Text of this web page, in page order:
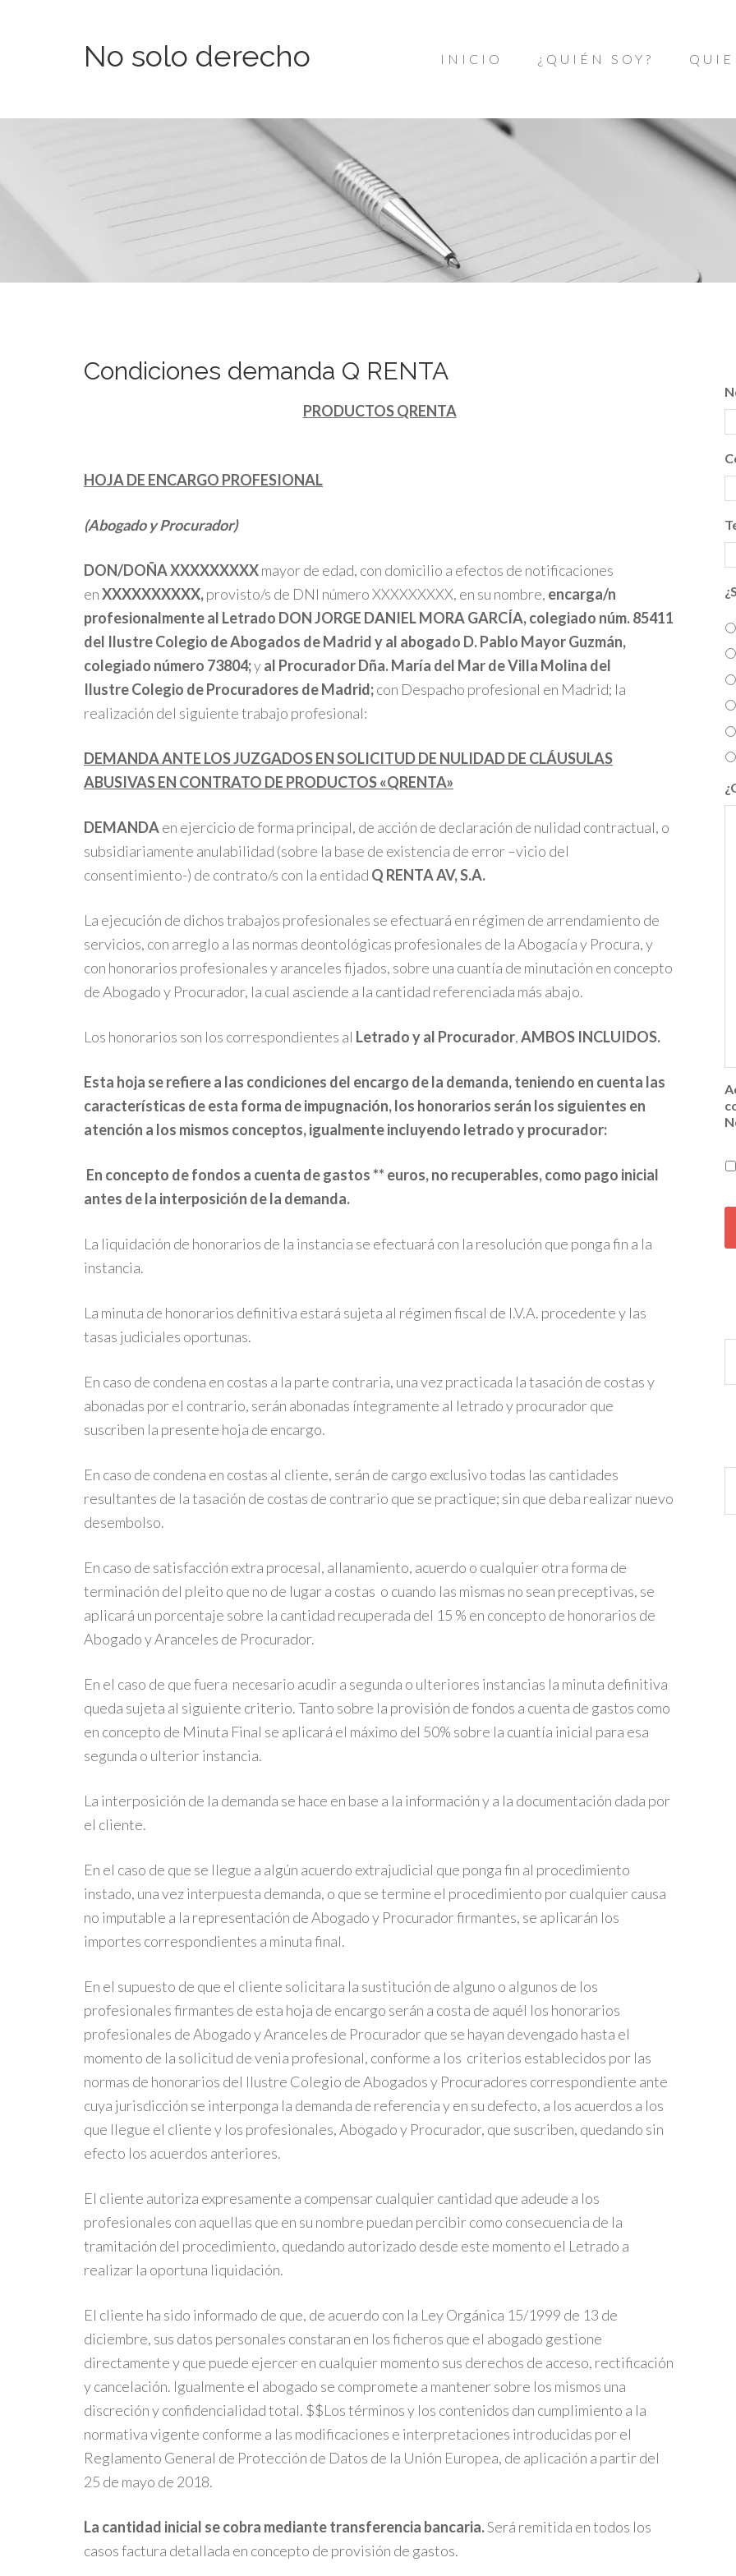
No solo derecho INICIO ¿QUIÉN SOY?
Condiciones demanda Q RENTA
PRODUCTOS QRENTA
HOJA DE ENCARGO PROFESIONAL
(Abogado y Procurador)
DON/DOÑA XXXXXXXXXmayor de edad, con domicilio a efectos de notificaciones
enXXXXXXXXXX,provisto/s de DNI número XXXXXXXXX, en su nombre, encarga/n
profesionalmente al Letrado DON JORGE DANIEL MORA GARCÍA, colegiado núm. 85411
del IlustreColegio de Abogados de Madrid y al abogado D. Pablo Mayor Guzmán,
colegiado número 73804;yal ProcuradorDña. María del Mar de Villa Molina del
Ilustre Colegio de Procuradores de Madrid;con Despacho profesional en Madrid; la
realización del siguiente trabajo profesional:
DEMANDA ANTE LOS JUZGADOS EN SOLICITUD DE NULIDAD DE CLÁUSULAS
ABUSIVAS EN CONTRATO DE PRODUCTOS «QRENTA»
DEMANDAen ejercicio de forma principal, de acción de declaración de nulidad contractual, o
subsidiariamente anulabilidad (sobre la base de existencia de error –vicio del
consentimiento-) de contrato/s con la entidad Q RENTA AV, S.A.
La ejecución de dichos trabajos profesionales se efectuará en régimen de arrendamiento de
servicios, con arreglo a las normas deontológicas profesionales de la Abogacía y Procura, y
con honorarios profesionales y aranceles fijados, sobre una cuantía de minutación en concepto
de Abogado y Procurador, la cual asciende a la cantidad referenciada más abajo.
Los honorarios son los correspondientes al Letrado y al Procurador,AMBOS INCLUIDOS.
Esta hoja se refiere a las condiciones del encargo de la demanda, teniendo en cuenta las
características de esta forma de impugnación, los honorarios serán los siguientes en
atención a los mismos conceptos, igualmente incluyendo letrado y procurador:
En concepto de fondos a cuenta de gastos ** euros, no recuperables, como pago inicial
antes de la interposición de la demanda.
La liquidación de honorarios de la instancia se efectuará con la resolución que ponga fin a la
instancia.
La minuta de honorarios definitiva estará sujeta al régimen fiscal de I.V.A. procedente y las
tasas judiciales oportunas.
En caso de condena en costas a la parte contraria, una vez practicada la tasación de costas y
abonadas por el contrario, serán abonadas íntegramente al letrado y procurador que
suscriben la presente hoja de encargo.
En caso de condena en costas al cliente, serán de cargo exclusivo todas las cantidades
resultantes de la tasación de costas de contrario que se practique; sin que deba realizar nuevo
desembolso.
En caso de satisfacción extra procesal, allanamiento, acuerdo o cualquier otra forma de
terminación del pleito que no de lugar a costas o cuando las mismas no sean preceptivas, se
aplicará un porcentaje sobre la cantidad recuperada del 15 % en concepto de honorarios de
Abogado y Aranceles de Procurador.
En el caso de que fuera necesario acudir a segunda o ulteriores instancias la minuta definitiva
queda sujeta al siguiente criterio. Tanto sobre la provisión de fondos a cuenta de gastos como
en concepto de Minuta Final se aplicará el máximo del 50% sobre la cuantía inicial para esa
segunda o ulterior instancia.
La interposición de la demanda se hace en base a la información y a la documentación dada por
el cliente.
En el caso de que se llegue a algún acuerdo extrajudicial que ponga fin al procedimiento
instado, una vez interpuesta demanda, o que se termine el procedimiento por cualquier causa
no imputable a la representación de Abogado y Procurador firmantes, se aplicarán los
importes correspondientes a minuta final.
En el supuesto de que el cliente solicitara la sustitución de alguno o algunos de los
profesionales firmantes de esta hoja de encargo serán a costa de aquél los honorarios
profesionales de Abogado y Aranceles de Procurador que se hayan devengado hasta el
momento de la solicitud de venia profesional, conforme a los criterios establecidos por las
normas de honorarios del Ilustre Colegio de Abogados y Procuradores correspondiente ante
cuya jurisdicción se interponga la demanda de referencia y en su defecto, a los acuerdos a los
que llegue el cliente y los profesionales, Abogado y Procurador, que suscriben, quedando sin
efecto los acuerdos anteriores.
El cliente autoriza expresamente a compensar cualquier cantidad que adeude a los
profesionales con aquellas que en su nombre puedan percibir como consecuencia de la
tramitación del procedimiento, quedando autorizado desde este momento el Letrado a
realizar la oportuna liquidación.
El cliente ha sido informado de que, de acuerdo con la Ley Orgánica 15/1999 de 13 de
diciembre, sus datos personales constaran en los ficheros que el abogado gestione
directamente y que puede ejercer en cualquier momento sus derechos de acceso, rectificación
y cancelación. Igualmente el abogado se compromete a mantener sobre los mismos una
discreción y confidencialidad total. $$Los términos y los contenidos dan cumplimiento a la
normativa vigente conforme a las modificaciones e interpretaciones introducidas por el
Reglamento General de Protección de Datos de la Unión Europea, de aplicación a partir del
25 de mayo de 2018.
La cantidad inicial se cobra mediante transferencia bancaria.Será remitida en todos los
casos factura detallada en concepto de provisión de gastos.
T